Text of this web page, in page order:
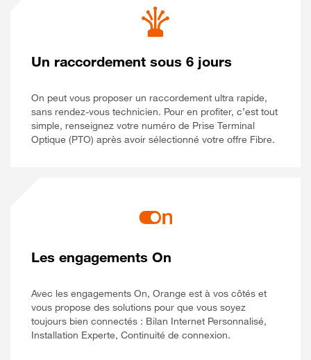
Un raccordement sous 6 jours
On peut vous proposer un raccordement ultra rapide,
sans rendez-vous technicien. Pour en profiter, c’est tout
simple, renseignez votre numéro de Prise Terminal
Optique (PTO) après avoir sélectionné votre offre Fibre.
Les engagements On
Avec les engagements On, Orange est à vos côtés et
vous propose des solutions pour que vous soyez
toujours bien connectés : Bilan Internet Personnalisé,
Installation Experte, Continuité de connexion.